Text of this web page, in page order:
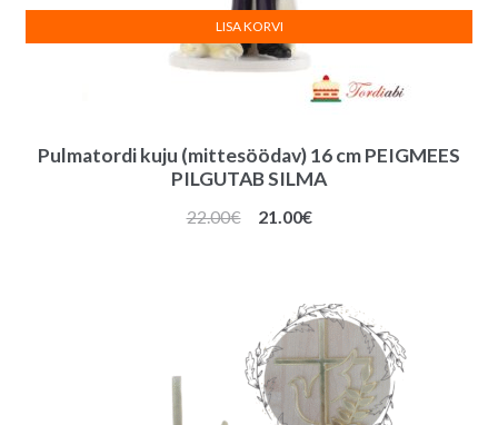
Pulmatordi kuju (mittesöödav) 16 cm PEIGMEES
PILGUTAB SILMA
22.00€
Algne
21.00€Praegune
LISA KORVI